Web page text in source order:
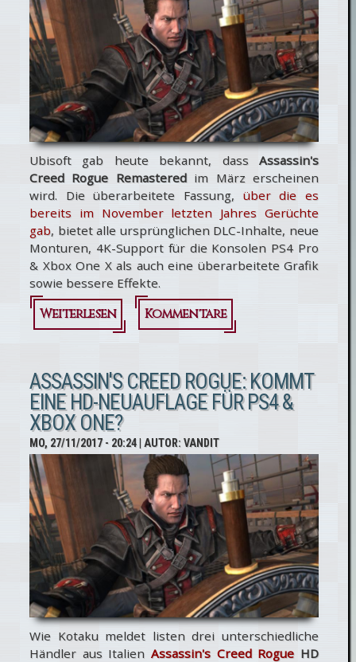
Ubisoft gab heute bekannt, dass Assassin's
Creed Rogue Remasteredim März erscheinen
wird. Die überarbeitete Fassung, über die es
bereits im November letzten Jahres Gerüchte
gab, bietet alle ursprünglichen DLC-Inhalte, neue
Monturen, 4K-Support für die Konsolen PS4 Pro
& Xbox One X als auch eine überarbeitete Grafik
sowie bessere Effekte.
Weiterlesen über Assassin's
Remastered
mit Trailer
für PS4 & Xbox
One
angekündigt!
Kommentare
ASSASSIN'S CREED ROGUE: KOMMT
EINE HD-NEUAUFLAGE FÜR PS4 &
XBOX ONE?
MO, 27/11/2017 - 20:24| AUTOR:VANDIT
Wie Kotaku meldet listen drei unterschiedliche
Händler aus Italien Assassin's Creed RogueHD